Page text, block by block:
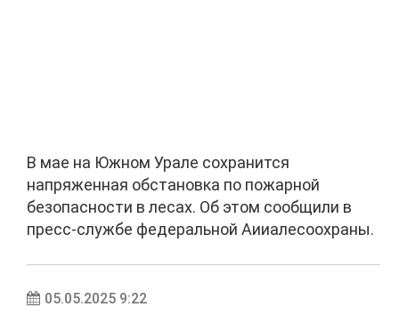
В мае на Южном Урале сохранится
напряженная обстановка по пожарной
безопасности в лесах. Об этом сообщили в
пресс-службе федеральной Аииалесоохраны.
05.05.2025 9:22